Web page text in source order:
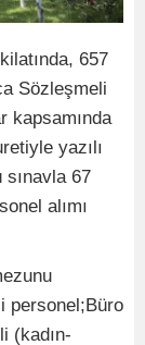
657
Sözleşmeli
kapsamında
yazılı
sınavla 67
alımı
personel;Büro
(kadın-